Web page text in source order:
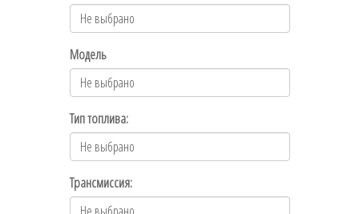
Модель
Тип топлива:
Трансмиссия: